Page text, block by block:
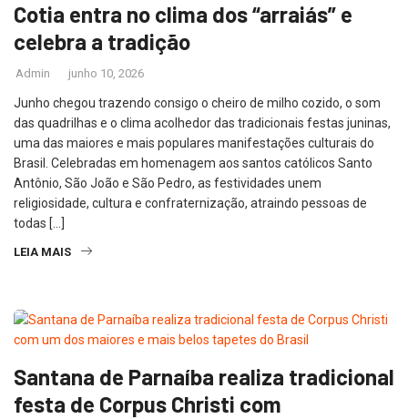
Cotia entra no clima dos “arraiás” e
celebra a tradição
Admin junho 10, 2026
Junho chegou trazendo consigo o cheiro de milho cozido, o som
das quadrilhas e o clima acolhedor das tradicionais festas juninas,
uma das maiores e mais populares manifestações culturais do
Brasil. Celebradas em homenagem aos santos católicos Santo
Antônio, São João e São Pedro, as festividades unem
religiosidade, cultura e confraternização, atraindo pessoas de
todas […]
LEIA MAIS
Santana de Parnaíba realiza tradicional
festa de Corpus Christi com